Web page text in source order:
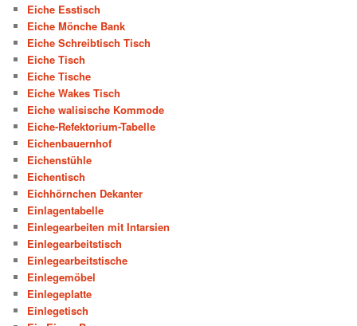
Eiche Esstisch
Eiche Mönche Bank
Eiche Schreibtisch Tisch
Eiche Tisch
Eiche Tische
Eiche Wakes Tisch
Eiche walisische Kommode
Eiche-Refektorium-Tabelle
Eichenbauernhof
Eichenstühle
Eichentisch
Eichhörnchen Dekanter
Einlagentabelle
Einlegearbeiten mit Intarsien
Einlegearbeitstisch
Einlegearbeitstische
Einlegemöbel
Einlegeplatte
Einlegetisch